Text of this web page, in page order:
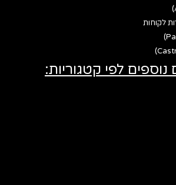
לקוחות
נוספים לפי קטגוריות: